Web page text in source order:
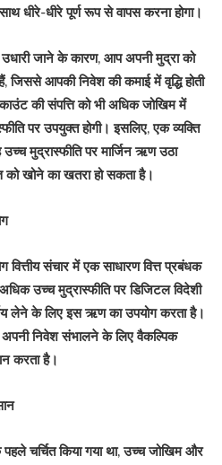
धीरे-धीरे पूर्ण रूप से वापस करना होगा।
जाने के कारण, आप अपनी मुद्रा को
आपकी निवेश की कमाई में वृद्धि होती
की संपत्ति को भी अधिक जोखिम में
पर उपयुक्त होगी। इसलिए, एक व्यक्ति
उच्च मुद्रास्फीति पर मार्जिन ऋण उठा
खोने का खतरा हो सकता है।
वित्तीय संचार में एक साधारण वित्त प्रबंधक
उच्च मुद्रास्फीति पर डिजिटल विदेशी
लेने के लिए इस ऋण का उपयोग करता है।
निवेश संभालने के लिए वैकल्पिक
करता है।
चर्चित किया गया था, उच्च जोखिम और